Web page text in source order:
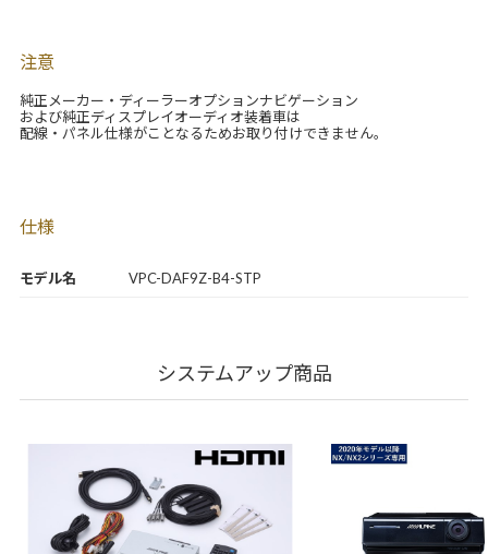
モデル名 VPC-DAF9Z-B4-STP
注意
純正メーカー・ディーラーオプションナビゲーション
および純正ディスプレイオーディオ装着車は
配線・パネル仕様がことなるためお取り付けできません。
仕様
システムアップ商品